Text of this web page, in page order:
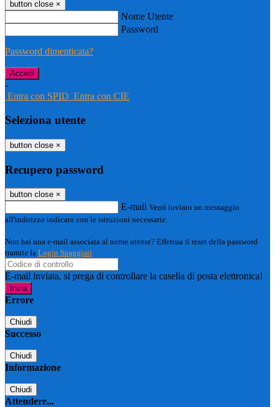
button close ×
Nome Utente
Password
Password dimenticata?
-
Entra con SPID Entra con CIE
Seleziona utente
button close ×
Recupero password
button close ×
E-mail Verrà inviato un messaggio
all'indirizzo indicato con le istruzioni necessarie.
Non hai una e-mail associata al nome utente? Effettua il reset della password
tramite la Login Spaggiari
E-mail inviata, si prega di controllare la casella di posta elettronica!
Errore
Chiudi
Successo
Chiudi
Informazione
Chiudi
Attendere...